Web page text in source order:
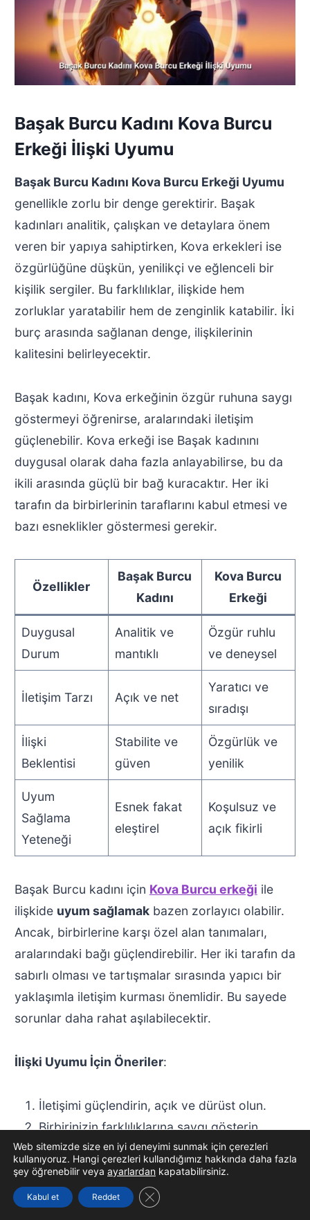
Başak Burcu Kadını Kova Burcu
Erkeği İlişki Uyumu
Başak Burcu Kadını Kova Burcu Erkeği Uyumu
genellikle zorlu bir denge gerektirir. Başak
kadınları analitik, çalışkan ve detaylara önem
veren bir yapıya sahiptirken, Kova erkekleri ise
özgürlüğüne düşkün, yenilikçi ve eğlenceli bir
kişilik sergiler. Bu farklılıklar, ilişkide hem
zorluklar yaratabilir hem de zenginlik katabilir. İki
burç arasında sağlanan denge, ilişkilerinin
kalitesini belirleyecektir.
Başak kadını, Kova erkeğinin özgür ruhuna saygı
göstermeyi öğrenirse, aralarındaki iletişim
güçlenebilir. Kova erkeği ise Başak kadınını
duygusal olarak daha fazla anlayabilirse, bu da
ikili arasında güçlü bir bağ kuracaktır. Her iki
tarafın da birbirlerinin taraflarını kabul etmesi ve
bazı esneklikler göstermesi gerekir.
Özellikler
Başak Burcu
Kadını
Kova Burcu
Erkeği
Duygusal
Durum
Analitik ve
mantıklı
Özgür ruhlu
ve deneysel
İletişim Tarzı Açık ve net
Yaratıcı ve
sıradışı
İlişki
Beklentisi
Stabilite ve
güven
Özgürlük ve
yenilik
Uyum
Sağlama
Yeteneği
Esnek fakat
eleştirel
Koşulsuz ve
açık fikirli
Başak Burcu kadını için Kova Burcu erkeği ile
ilişkide uyum sağlamakbazen zorlayıcı olabilir.
Ancak, birbirlerine karşı özel alan tanımaları,
aralarındaki bağı güçlendirebilir. Her iki tarafın da
sabırlı olması ve tartışmalar sırasında yapıcı bir
yaklaşımla iletişim kurması önemlidir. Bu sayede
sorunlar daha rahat aşılabilecektir.
İlişki Uyumu İçin Öneriler:
İletişimi güçlendirin, açık ve dürüst olun.
Birbirinizin farklılıklarına saygı gösterin.
Esneklik göstererek ortak zaman geçirin.
Ortak ilgi alanları keşfedin.
Duygularınızı ifade edin, ancak karşı tarafın
da duygularını anlamaya çalışın.
Web sitemizde size en iyi deneyimi sunmak için çerezleri
kullanıyoruz. Hangi çerezleri kullandığımız hakkında daha fazla
şey öğrenebilir veya ayarlardan kapatabilirsiniz.
Kabul et Reddet GDPR çerez şeridini kapat